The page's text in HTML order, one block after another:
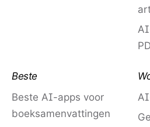
Beste
Beste AI-apps voor
boeksamenvattingen